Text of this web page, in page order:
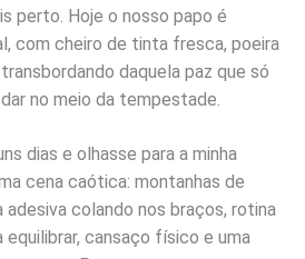
perto. Hoje o nosso papo é
com cheiro de tinta fresca, poeira
daquela paz que só
no meio da tempestade.
dias e olhasse para a minha
cena caótica: montanhas de
colando nos braços, rotina
cansaço físico e uma